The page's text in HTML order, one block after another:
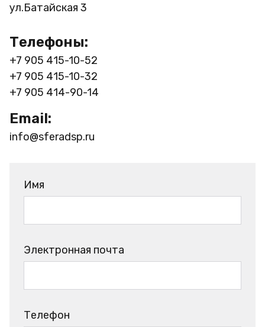
ул.Батайская 3
Телефоны:
+7 905 415-10-52
+7 905 415-10-32
+7 905 414-90-14
Email:
info@sferadsp.ru
Имя
Электронная почта
Телефон